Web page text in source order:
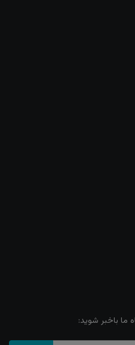
ما باخبر شوید: